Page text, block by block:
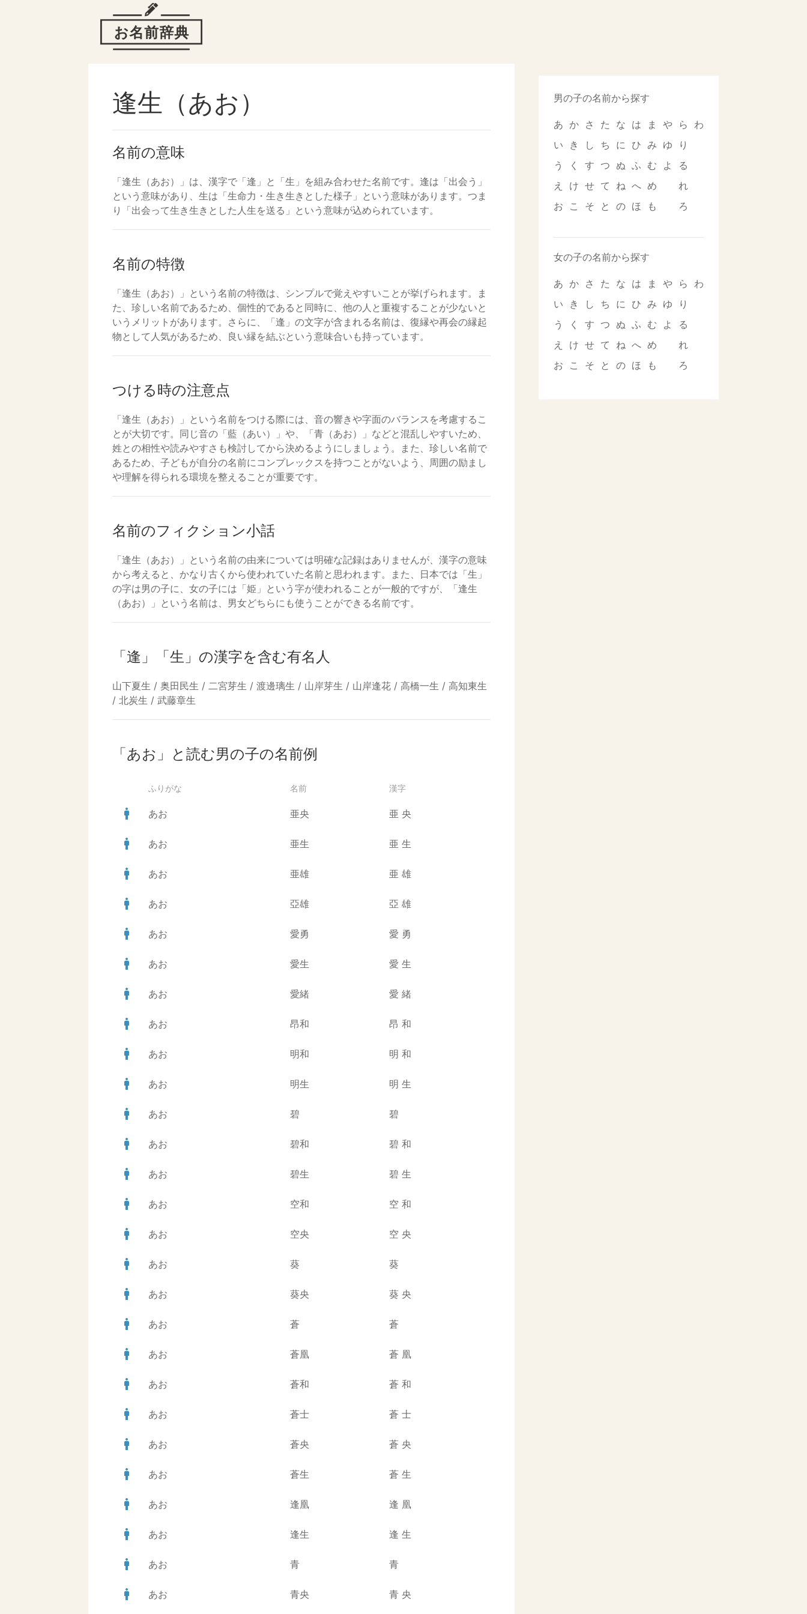
逢生（あお）
名前の意味
「逢生（あお）」は、漢字で「逢」と「生」を組み合わせた名前です。逢は「出会う」
という意味があり、生は「生命力・生き生きとした様子」という意味があります。つま
り「出会って生き生きとした人生を送る」という意味が込められています。
名前の特徴
「逢生（あお）」という名前の特徴は、シンプルで覚えやすいことが挙げられます。ま
た、珍しい名前であるため、個性的であると同時に、他の人と重複することが少ないと
いうメリットがあります。さらに、「逢」の文字が含まれる名前は、復縁や再会の縁起
物として人気があるため、良い縁を結ぶという意味合いも持っています。
つける時の注意点
「逢生（あお）」という名前をつける際には、音の響きや字面のバランスを考慮するこ
とが大切です。同じ音の「藍（あい）」や、「青（あお）」などと混乱しやすいため、
姓との相性や読みやすさも検討してから決めるようにしましょう。また、珍しい名前で
あるため、子どもが自分の名前にコンプレックスを持つことがないよう、周囲の励まし
や理解を得られる環境を整えることが重要です。
名前のフィクション小話
「逢生（あお）」という名前の由来については明確な記録はありませんが、漢字の意味
から考えると、かなり古くから使われていた名前と思われます。また、日本では「生」
の字は男の子に、女の子には「姫」という字が使われることが一般的ですが、「逢生
（あお）」という名前は、男女どちらにも使うことができる名前です。
「逢」「生」の漢字を含む有名人
山下夏生 / 奥田民生 / 二宮芽生 / 渡邊璃生 / 山岸芽生 / 山岸逢花 / 高橋一生 / 高知東生
/ 北炭生 / 武藤章生
「あお」と読む男の子の名前例
ふりがな 名前 漢字
man あお 亜央 亜 央
man あお 亜生 亜 生
man あお 亜雄 亜 雄
man あお 亞雄 亞 雄
man あお 愛勇 愛 勇
man あお 愛生 愛 生
man あお 愛緒 愛 緒
man あお 昂和 昂 和
man あお 明和 明 和
man あお 明生 明 生
man あお 碧 碧
man あお 碧和 碧 和
man あお 碧生 碧 生
man あお 空和 空 和
man あお 空央 空 央
man あお 葵 葵
man あお 葵央 葵 央
man あお 蒼 蒼
man あお 蒼凰 蒼 凰
man あお 蒼和 蒼 和
man あお 蒼士 蒼 士
man あお 蒼央 蒼 央
man あお 蒼生 蒼 生
man あお 逢凰 逢 凰
man あお 逢生 逢 生
man あお 青 青
man あお 青央 青 央
男の子の名前から探す
あ
い
う
え
お
か
き
く
け
こ
さ
し
す
せ
そ
た
ち
つ
て
と
な
に
ぬ
ね
の
は
ひ
ふ
へ
ほ
ま
み
む
め
も
や
ゆ
よ
ら
り
る
れ
ろ
わ
女の子の名前から探す
あ
い
う
え
お
か
き
く
け
こ
さ
し
す
せ
そ
た
ち
つ
て
と
な
に
ぬ
ね
の
は
ひ
ふ
へ
ほ
ま
み
む
め
も
や
ゆ
よ
ら
り
る
れ
ろ
わ